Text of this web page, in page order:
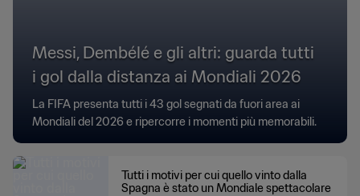
Messi, Dembélé e gli altri: guarda tutti
i gol dalla distanza ai Mondiali 2026
La FIFA presenta tutti i 43 gol segnati da fuori area ai
Mondiali del 2026 e ripercorre i momenti più memorabili.
Tutti i motivi per cui quello vinto dalla
Spagna è stato un Mondiale spettacolare